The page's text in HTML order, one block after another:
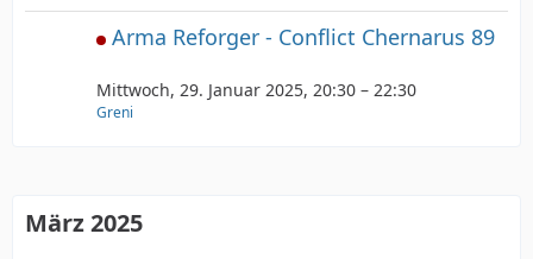
Arma Reforger - Conflict Chernarus 89
Mittwoch, 29. Januar 2025, 20:30 – 22:30
Greni
März 2025